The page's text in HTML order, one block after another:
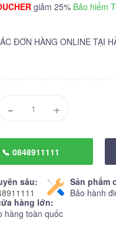
giảm 25% Bảo hiểm
ĐƠN HÀNG ONLINE TẠI
- +
0848911111
sâu:
Sản phẩm
Bảo hành
hàng lớn:
hàng toàn quốc